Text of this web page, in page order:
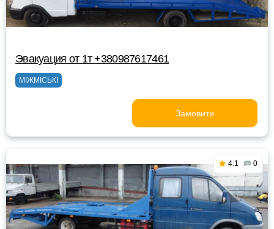
Эвакуация от 1т +380987617461
МІЖМІСЬКІ
Замовити
4.1 0